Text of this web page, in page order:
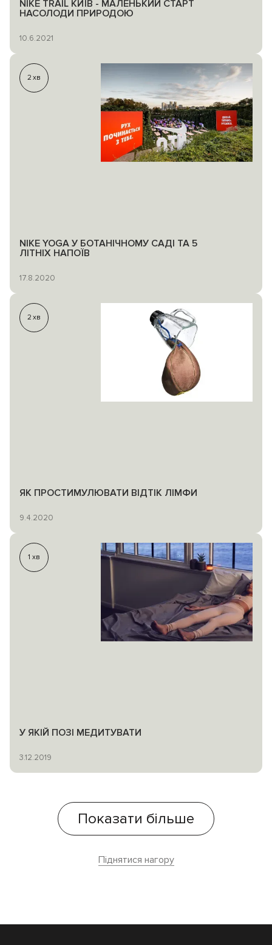
NIKE TRAIL КИЇВ - МАЛЕНЬКИЙ СТАРТ
НАСОЛОДИ ПРИРОДОЮ
10.6.2021
2 хв
NIKE YOGA У БОТАНІЧНОМУ САДІ ТА 5
ЛІТНІХ НАПОЇВ
17.8.2020
2 хв
ЯК ПРОСТИМУЛЮВАТИ ВІДТІК ЛІМФИ
9.4.2020
1 хв
У ЯКІЙ ПОЗІ МЕДИТУВАТИ
3.12.2019
Показати більше
Піднятися нагору